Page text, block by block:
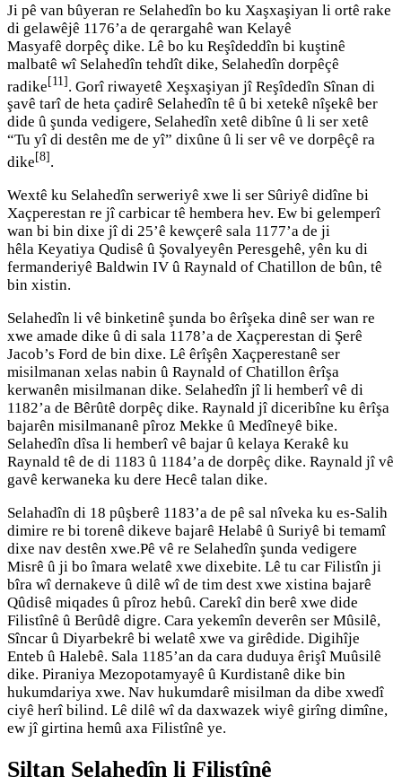
Ji pê van bûyeran re Selahedîn bo ku Xaşxaşiyan li ortê rake
di gelawêjê 1176’a de qerargahê wan Kelayê
Masyafê dorpêç dike. Lê bo ku Reşîdeddîn bi kuştinê
malbatê wî Selahedîn tehdît dike, Selahedîn dorpêçê
radike[11]. Gorî riwayetê Xeşxaşiyan jî Reşîdedîn Sînan di
şavê tarî de heta çadirê Selahedîn tê û bi xetekê nîşekê ber
dide û şunda vedigere, Selahedîn xetê dibîne û li ser xetê
“Tu yî di destên me de yî” dixûne û li ser vê ve dorpêçê ra
dike[8].
Wextê ku Selahedîn serweriyê xwe li ser Sûriyê didîne bi
Xaçperestan re jî carbicar tê hembera hev. Ew bi gelemperî
wan bi bin dixe jî di 25’ê kewçerê sala 1177’a de ji
hêla Keyatiya Qudisê û Şovalyeyên Peresgehê, yên ku di
fermanderiyê Baldwin IV û Raynald of Chatillon de bûn, tê
bin xistin.
Selahedîn li vê binketinê şunda bo êrîşeka dinê ser wan re
xwe amade dike û di sala 1178’a de Xaçperestan di Şerê
Jacob’s Ford de bin dixe. Lê êrîşên Xaçperestanê ser
misilmanan xelas nabin û Raynald of Chatillon êrîşa
kerwanên misilmanan dike. Selahedîn jî li hemberî vê di
1182’a de Bêrûtê dorpêç dike. Raynald jî diceribîne ku êrîşa
bajarên misilmananê pîroz Mekke û Medîneyê bike.
Selahedîn dîsa li hemberî vê bajar û kelaya Kerakê ku
Raynald tê de di 1183 û 1184’a de dorpêç dike. Raynald jî vê
gavê kerwaneka ku dere Hecê talan dike.
Selahadîn di 18 pûşberê 1183’a de pê sal nîveka ku es-Salih
dimire re bi torenê dikeve bajarê Helabê û Suriyê bi temamî
dixe nav destên xwe.Pê vê re Selahedîn şunda vedigere
Misrê û ji bo îmara welatê xwe dixebite. Lê tu car Filistîn ji
bîra wî dernakeve û dilê wî de tim dest xwe xistina bajarê
Qûdisê miqades û pîroz hebû. Carekî din berê xwe dide
Filistînê û Berûdê digre. Cara yekemîn deverên ser Mûsilê,
Sîncar û Diyarbekrê bi welatê xwe va girêdide. Digihîje
Enteb û Halebê. Sala 1185’an da cara duduya êrişî Muûsilê
dike. Piraniya Mezopotamyayê û Kurdistanê dike bin
hukumdariya xwe. Nav hukumdarê misilman da dibe xwedî
ciyê herî bilind. Lê dilê wî da daxwazek wiyê girîng dimîne,
ew jî girtina hemû axa Filistînê ye.
Siltan Selahedîn li Filistînê